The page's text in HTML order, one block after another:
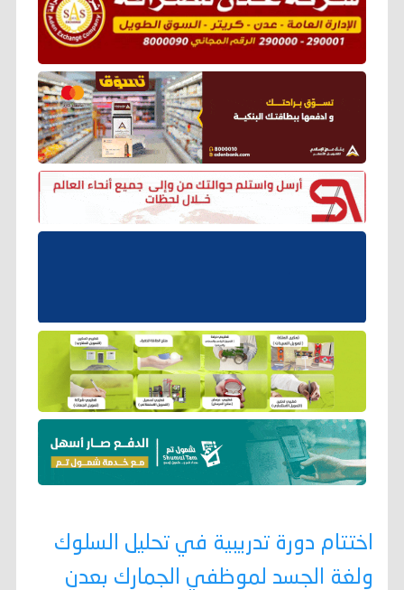
اختتام دورة تدريبية في تحليل السلوك
ولغة الجسد لموظفي الجمارك بعدن